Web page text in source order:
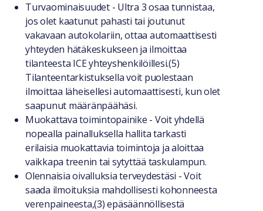
Turvaominaisuudet - Ultra 3 osaa tunnistaa,
jos olet kaatunut pahasti tai joutunut
vakavaan autokolariin, ottaa automaattisesti
yhteyden hätäkeskukseen ja ilmoittaa
tilanteesta ICE yhteyshenkilöillesi.(5)
Tilanteentarkistuksella voit puolestaan
ilmoittaa läheisellesi automaattisesti, kun olet
saapunut määränpäähäsi.
Muokattava toimintopainike - Voit yhdellä
nopealla painalluksella hallita tarkasti
erilaisia muokattavia toimintoja ja aloittaa
vaikkapa treenin tai sytyttää taskulampun.
Olennaisia oivalluksia terveydestäsi - Voit
saada ilmoituksia mahdollisesti kohonneesta
verenpaineesta,(3) epäsäännöllisestä